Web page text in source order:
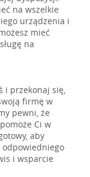
na wszelkie
urządzenia i
mieć
na
i przekonaj się,
firmę w
pewni, że
Ci w
aby
odpowiedniego
i wsparcie